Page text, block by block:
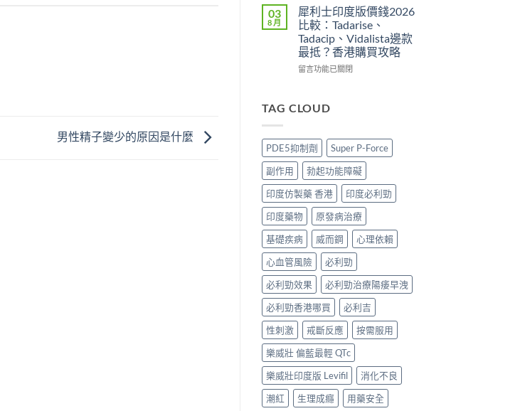
男性精子變少的原因是什麼
款
點
揀
＋
3
招
真
假〉
效
果
與
購
買
攻
香
港
邊
度
買
正
雙
效
哥
價
錢、
果
與
購
買
攻
略〉
中
利
勁
印
度
版
POXET-
港
買
正
貨？
2026
價
錢、
效
果
與
購
買
攻
略〉
中
03
8 月
犀利士印度版價錢2026
比較：Tadarise、
Tadacip、Vidalista邊款
最抵？香港購買攻略
在
士
版
價
錢
2026
比
較：
Tadarise、
Tadacip、
Vidalista
邊
款
最
抵？
香
港
購
攻
略〉
中
留言功能已關閉
TAG CLOUD
PDE5抑制劑
Super P-Force
副作用
勃起功能障礙
印度仿製藥 香港
印度必利勁
印度藥物
原發病治療
基礎疾病
威而鋼
心理依賴
心血管風險
必利勁
必利勁效果
必利勁治療陽痿早洩
必利勁香港哪買
必利吉
性刺激
戒斷反應
按需服用
樂威壯 偏藍最輕 QTc
樂威壯印度版 Levifil
消化不良
潮紅
生理成癮
用藥安全